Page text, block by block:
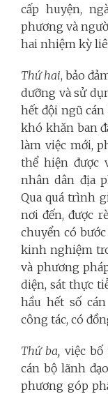
cấp huyện,
phương và
hai nhiệm kỳ
Thứ hai, bảo
dưỡng và sử
hết đội ngũ cán
khó khăn ban
làm việc mới,
thể hiện được
nhân dân địa
Qua quá trình
nơi đến, được
chuyển có
kinh nghiệm
và phương
diện, sát thực
hầu hết số
công tác, có
Thứ ba, việc
cán bộ lãnh
phương góp